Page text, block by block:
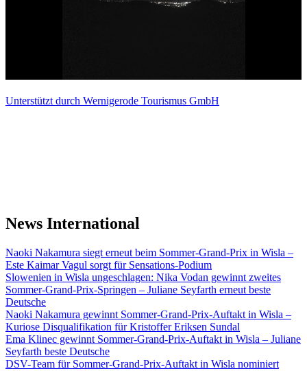
Unterstützt durch Wernigerode Tourismus GmbH
News International
Naoki Nakamura siegt erneut beim Sommer-Grand-Prix in Wisla –
Este Kaimar Vagul sorgt für Sensations-Podium
Slowenien in Wisla ungeschlagen: Nika Vodan gewinnt zweites
Sommer-Grand-Prix-Springen – Juliane Seyfarth erneut beste
Deutsche
Naoki Nakamura gewinnt Sommer-Grand-Prix-Auftakt in Wisla –
Kuriose Disqualifikation für Kristoffer Eriksen Sundal
Ema Klinec gewinnt Sommer-Grand-Prix-Auftakt in Wisla – Juliane
Seyfarth beste Deutsche
DSV-Team für Sommer-Grand-Prix-Auftakt in Wisla nominiert